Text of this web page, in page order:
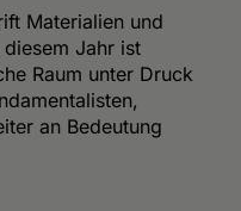
Materialien und
Jahr ist
Raum unter Druck
an Bedeutung